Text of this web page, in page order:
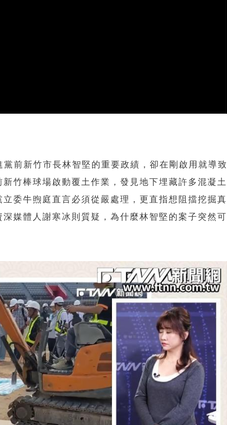
前新竹市長林智堅的重要政績，卻在剛啟用就導致
竹棒球場啟動覆土作業，發見地下埋藏許多混凝土
委牛煦庭直言必須從嚴處理，更直指想阻擋挖掘真
媒體人謝寒冰則質疑，為什麼林智堅的案子突然可